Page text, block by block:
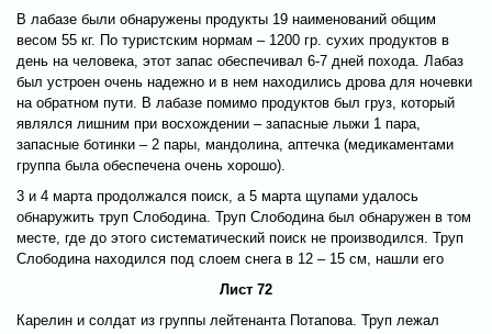
В лабазе были обнаружены продукты 19 наименований общим
весом 55 кг. По туристским нормам – 1200 гр. сухих продуктов в
день на человека, этот запас обеспечивал 6-7 дней похода. Лабаз
был устроен очень надежно и в нем находились дрова для ночевки
на обратном пути. В лабазе помимо продуктов был груз, который
являлся лишним при восхождении – запасные лыжи 1 пара,
запасные ботинки – 2 пары, мандолина, аптечка (медикаментами
группа была обеспечена очень хорошо).
3 и 4 марта продолжался поиск, а 5 марта щупами удалось
обнаружить труп Слободина. Труп Слободина был обнаружен в том
месте, где до этого систематический поиск не производился. Труп
Слободина находился под слоем снега в 12 – 15 см, нашли его
Лист 72
Карелин и солдат из группы лейтенанта Потапова. Труп лежал